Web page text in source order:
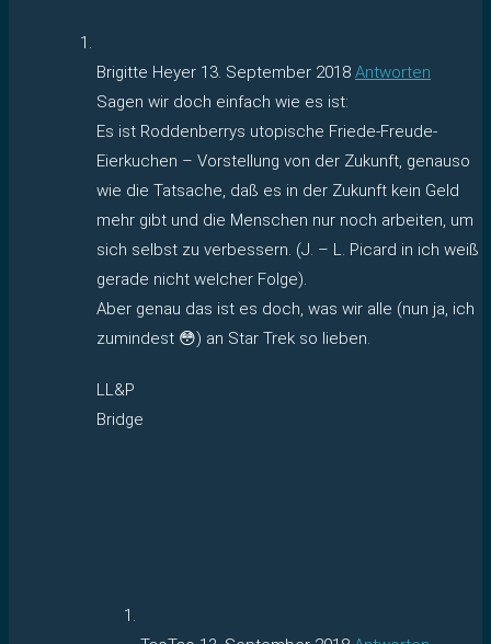
Brigitte Heyer 13. September 2018 Antworten
Sagen wir doch einfach wie es ist:
Es ist Roddenberrys utopische Friede-Freude-
Eierkuchen – Vorstellung von der Zukunft, genauso
wie die Tatsache, daß es in der Zukunft kein Geld
mehr gibt und die Menschen nur noch arbeiten, um
sich selbst zu verbessern. (J. – L. Picard in ich weiß
gerade nicht welcher Folge).
Aber genau das ist es doch, was wir alle (nun ja, ich
zumindest 😳) an Star Trek so lieben.
LL&P
Bridge